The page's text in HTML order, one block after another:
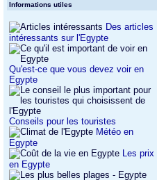
Informations utiles
Des articles
intéressants sur l'Egypte
Qu'est-ce que vous devez voir en
Egypte
Conseils pour les touristes
Météo en
Egypte
Les prix
en Egypte